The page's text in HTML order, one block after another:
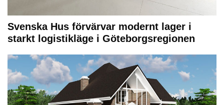
Svenska Hus förvärvar modernt lager i
starkt logistikläge i Göteborgsregionen